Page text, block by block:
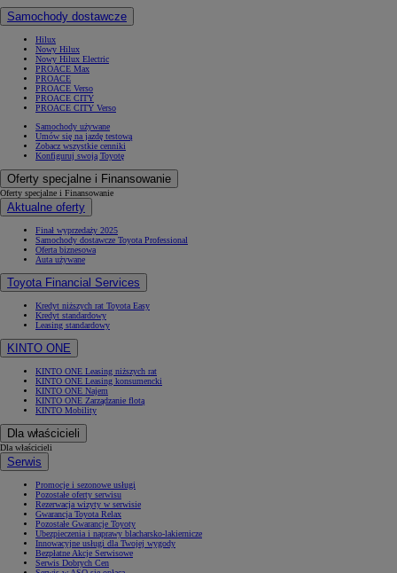
Samochody dostawcze
Hilux
Nowy Hilux
Nowy Hilux Electric
PROACE Max
PROACE
PROACE Verso
PROACE CITY
PROACE CITY Verso
Samochody używane
Umów się na jazdę testową
Zobacz wszystkie cenniki
Konfiguruj swoją Toyotę
Oferty specjalne i Finansowanie
Oferty specjalne i Finansowanie
Aktualne oferty
Finał wyprzedaży 2025
Samochody dostawcze Toyota Professional
Oferta biznesowa
Auta używane
Toyota Financial Services
Kredyt niższych rat Toyota Easy
Kredyt standardowy
Leasing standardowy
KINTO ONE
KINTO ONE Leasing niższych rat
KINTO ONE Leasing konsumencki
KINTO ONE Najem
KINTO ONE Zarządzanie flotą
KINTO Mobility
Dla właścicieli
Dla właścicieli
Serwis
Promocje i sezonowe usługi
Pozostałe oferty serwisu
Rezerwacja wizyty w serwisie
Gwarancja Toyota Relax
Pozostałe Gwarancje Toyoty
Ubezpieczenia i naprawy blacharsko-lakiernicze
Innowacyjne usługi dla Twojej wygody
Bezpłatne Akcje Serwisowe
Serwis Dobrych Cen